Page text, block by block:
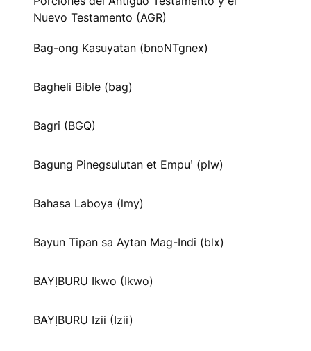
Nuevo Testamento (AGR)
Bag-ong Kasuyatan (bnoNTgnex)
Bagheli Bible (bag)
Bagri (BGQ)
Bagung Pinegsulutan et Empuꞌ (plw)
Bahasa Laboya (lmy)
Bayun Tipan sa Aytan Mag-Indi (blx)
BAYỊBURU Ikwo (Ikwo)
BAYỊBURU Izii (Izii)